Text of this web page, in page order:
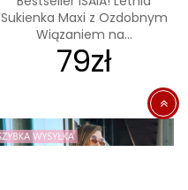
Sukienka Maxi z Ozdobnym
Wiązaniem na...
79zł